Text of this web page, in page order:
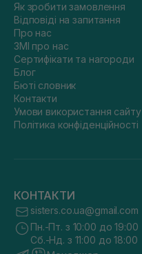
Як зробити замовлення
Відповіді на запитання
Про нас
ЗМІ про нас
Сертифікати та нагороди
Блог
Бюті словник
Контакти
Умови використання сайту
Політика конфіденційності
КОНТАКТИ
sisters.co.ua@gmail.com
Пн.-Пт. з 10:00 до 19:00
Сб.-Нд. з 11:00 до 18:00